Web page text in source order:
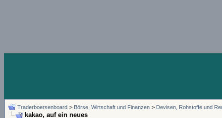
Traderboersenboard > Börse, Wirtschaft und Finanzen > Devisen, Rohstoffe und
kakao, auf ein neues